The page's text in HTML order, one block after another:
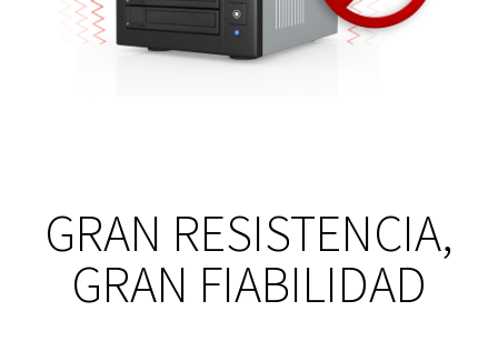
GRAN RESISTENCIA,
GRAN FIABILIDAD